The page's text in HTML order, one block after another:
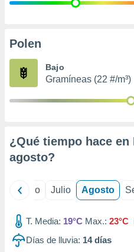
e
publicidad
Polen
Bajo
Gramíneas (22 #/m³)
¿Qué tiempo hace en
agosto?
Junio Julio Agosto
T. Media: 19°C Max.: 23°C
Días de lluvia: 14días